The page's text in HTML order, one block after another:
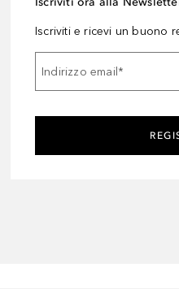
Iscriviti e ricevi un buono
Indirizzo email *